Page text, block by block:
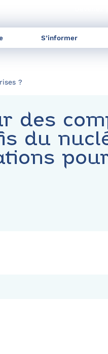
S’informer
?
des
du